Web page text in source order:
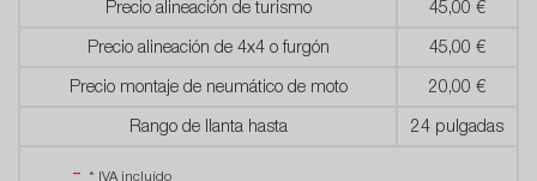
Precio alineación de turismo 45,00 €
Precio alineación de 4x4 o furgón 45,00 €
Precio montaje de neumático de moto 20,00 €
Rango de llanta hasta 24 pulgadas